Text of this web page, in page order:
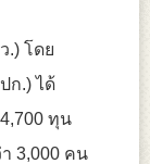
.) โดย
ก.) ได้
ทุน
3,000 คน